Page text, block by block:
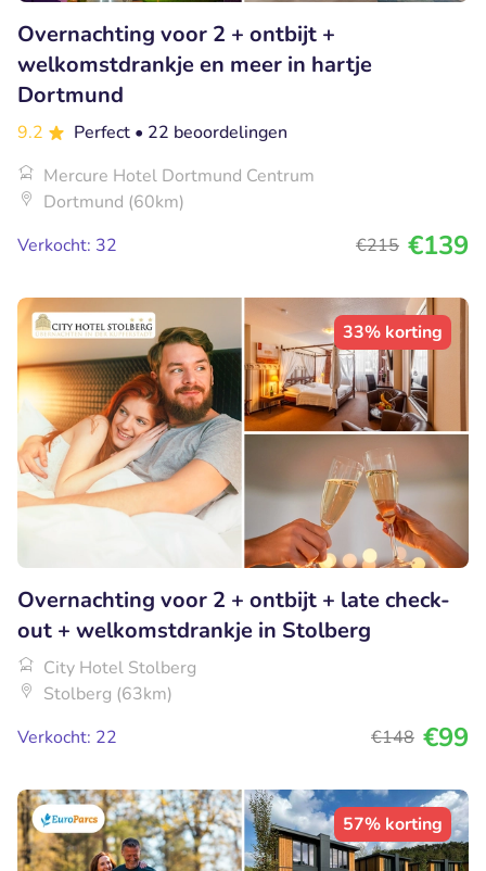
Overnachting voor 2 + ontbijt +
welkomstdrankje en meer in hartje
Dortmund
9.2 Perfect • 22 beoordelingen
Mercure Hotel Dortmund Centrum
Dortmund (60km)
Verkocht: 32
€215 €139
33% korting
Overnachting voor 2 + ontbijt + late check-
out + welkomstdrankje in Stolberg
City Hotel Stolberg
Stolberg (63km)
Verkocht: 22
€148 €99
57% korting